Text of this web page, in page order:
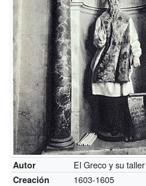
Autor El Greco y su taller
Creación 1603-1605